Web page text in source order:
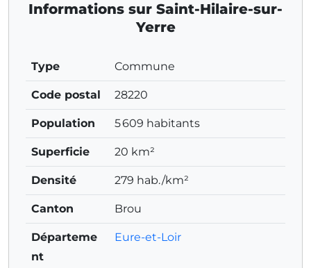
Informations sur Saint-Hilaire-sur-
Yerre
Type Commune
Code postal 28220
Population 5 609 habitants
Superficie 20 km²
Densité 279 hab./km²
Canton Brou
Départeme
nt
Eure-et-Loir